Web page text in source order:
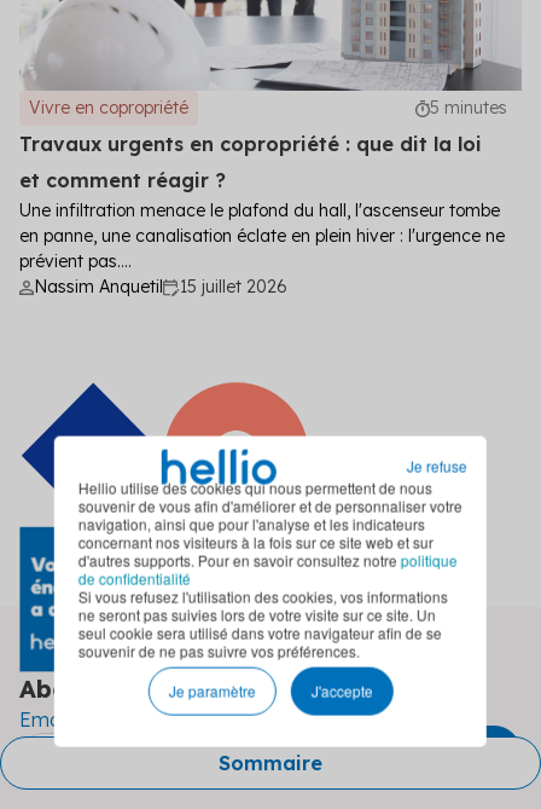
Hellio utilise des cookies qui nous permettent de nous
souvenir de vous afin d'améliorer et de personnaliser votre
navigation, ainsi que pour l'analyse et les indicateurs
concernant nos visiteurs à la fois sur ce site web et sur
d'autres supports. Pour en savoir consultez notre politique
de confidentialité
Si vous refusez l'utilisation des cookies, vos informations
ne seront pas suivies lors de votre visite sur ce site. Un
seul cookie sera utilisé dans votre navigateur afin de se
souvenir de ne pas suivre vos préférences.
Je paramètre
J'accepte
Je refuse
Sommaire
Vivre en copropriété 5 minutes
Travaux urgents en copropriété : que dit la loi
et comment réagir ?
Une infiltration menace le plafond du hall, l'ascenseur tombe
en panne, une canalisation éclate en plein hiver : l'urgence ne
prévient pas....
Nassim Anquetil
15 juillet 2026
Abonnez-vous ànotre newsletter
Email